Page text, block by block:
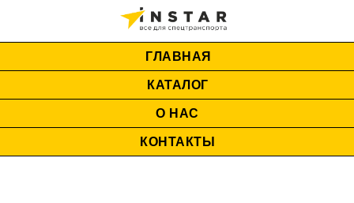
ГЛАВНАЯ
КАТАЛОГ
О НАС
КОНТАКТЫ